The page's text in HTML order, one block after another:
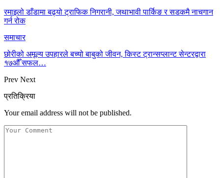
रमाइलो डाँडामा बढ्यो ट्राफिक निगरानी, जथाभावी पार्किङ र सडकमै नाचगान
गर्न रोक
समाचार
छोरीको अमूल्य उपहारले बच्यो बाबुको जीवन, किस्ट ट्रान्सप्लान्ट सेन्टरद्वारा
१७औँ सफल…
Prev Next
प्रतिक्रिया
Your email address will not be published.